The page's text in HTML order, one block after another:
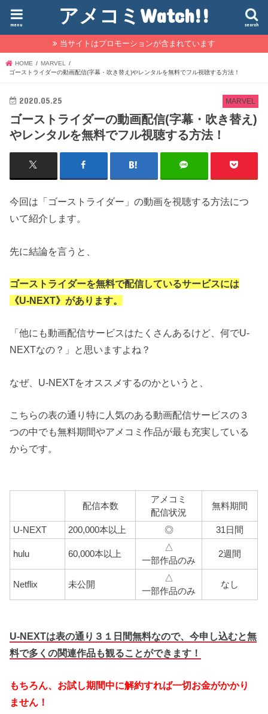
アメコミWatch!! search
menu
当サイトはプロモーションが含まれています
HOME
MARVEL
ゴーストライダーの動画配信(字幕・吹き替え)やレンタルを無料でフル視聴する方法！
MARVEL
2020.05.25
ゴーストライダーの動画配信(字幕・吹き替え)
やレンタルを無料でフル視聴する方法！
今回は「ゴーストライダー」の動画を視聴する方法につ
いて紹介します。
先に結論を言うと、
ゴーストライダーを無料で配信しているサービスには
《U-NEXT》があります。
「他にも動画配信サービスはたくさんあるけど、何でU-
NEXTなの？」と思いますよね？
なぜ、U-NEXTをオススメするのかというと、
こちらの表の通り特に人気のある動画配信サービスの３
つの中でも無料期間やアメコミ作品が最も充実している
からです。
配信本数
アメコミ
配信状況
無料期間
U-NEXT 200,000本以上 ◎ 31日間
hulu 60,000本以上
△
一部作品のみ
2週間
Netflix 未公開
△
一部作品のみ
なし
U-NEXTは表の通り３１日間無料なので、今申し込むと無
料で多くの関連作品も観ることができます！
もちろん、お試し期間中に解約すれば一切お金がかかり
ません！